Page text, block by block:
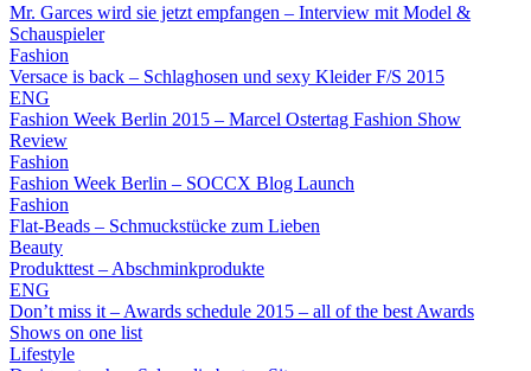
Mr. Garces wird sie jetzt empfangen – Interview mit Model &
Schauspieler
Fashion
Versace is back – Schlaghosen und sexy Kleider F/S 2015
ENG
Fashion Week Berlin 2015 – Marcel Ostertag Fashion Show
Review
Fashion
Fashion Week Berlin – SOCCX Blog Launch
Fashion
Flat-Beads – Schmuckstücke zum Lieben
Beauty
Produkttest – Abschminkprodukte
ENG
Don’t miss it – Awards schedule 2015 – all of the best Awards
Shows on one list
Lifestyle